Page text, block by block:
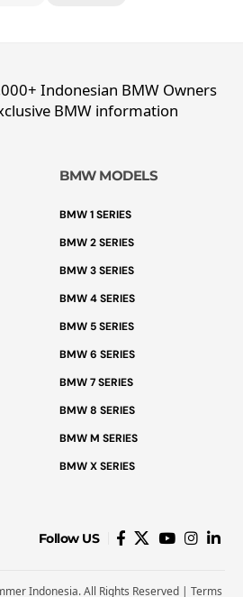
Indonesian BMW Owners
BMW information
BMW MODELS
BMW 1 SERIES
BMW 2 SERIES
BMW 3 SERIES
BMW 4 SERIES
BMW 5 SERIES
BMW 6 SERIES
BMW 7 SERIES
BMW 8 SERIES
BMW M SERIES
BMW X SERIES
Follow US
Indonesia. All Rights Reserved | Terms